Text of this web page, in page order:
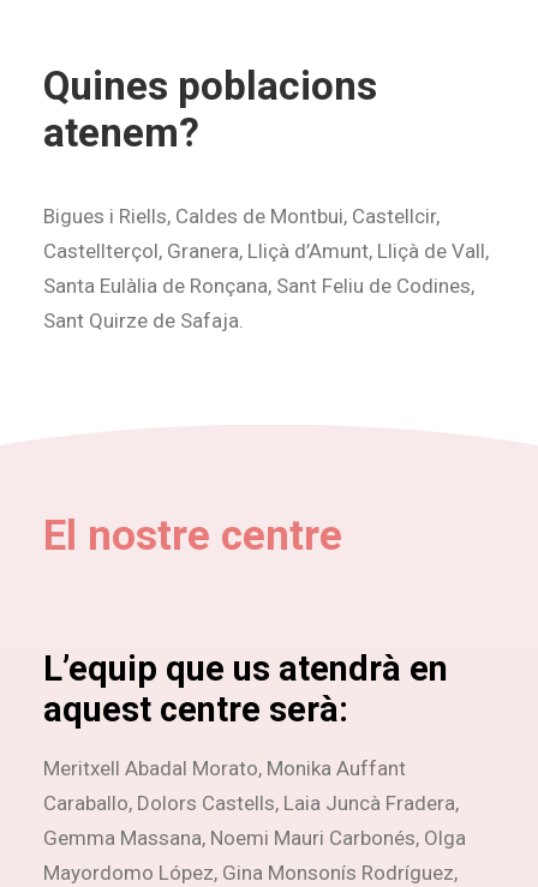
Quines poblacions
atenem?
Bigues i Riells, Caldes de Montbui, Castellcir,
Castellterçol, Granera, Lliçà d’Amunt, Lliçà de Vall,
Santa Eulàlia de Ronçana, Sant Feliu de Codines,
Sant Quirze de Safaja.
El nostre centre
L’equip que us atendrà en
aquest centre serà:
Meritxell Abadal Morato, Monika Auffant
Caraballo, Dolors Castells, Laia Juncà Fradera,
Gemma Massana, Noemi Mauri Carbonés, Olga
Mayordomo López, Gina Monsonís Rodríguez,